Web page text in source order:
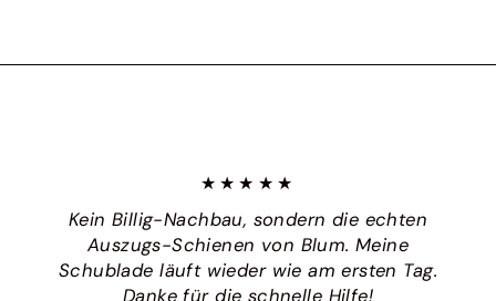
★★★★★
Kein Billig-Nachbau, sondern die echten
Auszugs-Schienen von Blum. Meine
Schublade läuft wieder wie am ersten Tag.
Danke für die schnelle Hilfe!